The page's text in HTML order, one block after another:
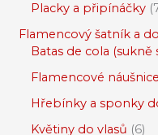
Placky a připínáčky
Flamencový šatník a
Batas de cola (sukně
Flamencové náušnice
Hřebínky a sponky
Květiny do vlasů 6